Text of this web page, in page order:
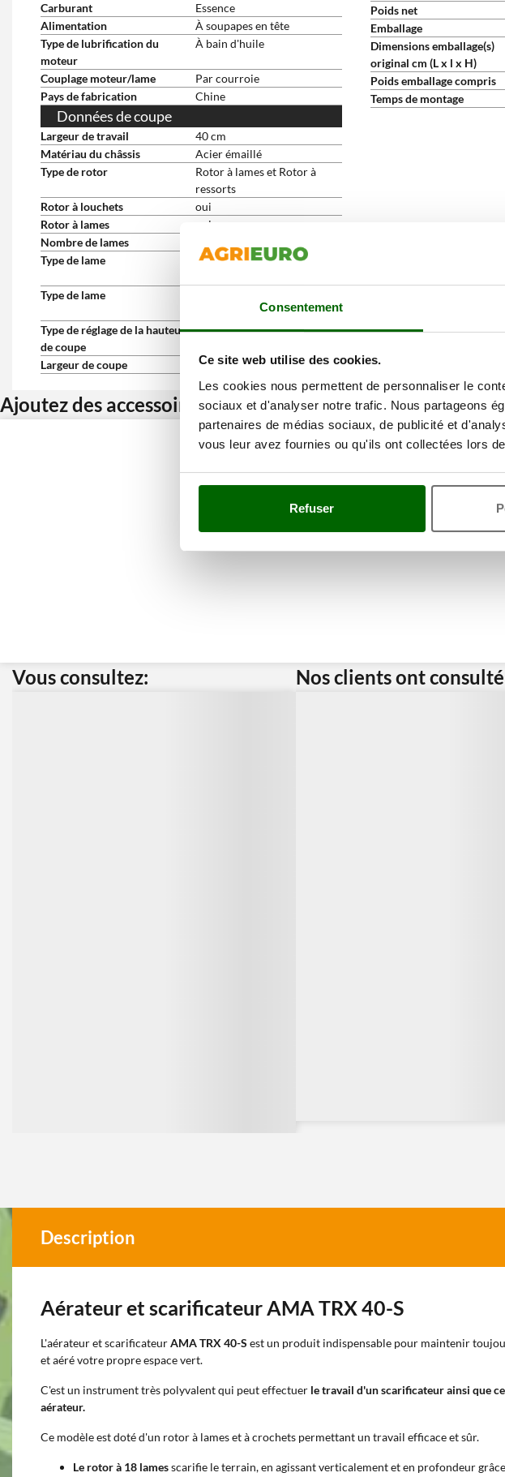
Consentement
Ce site web utilise des cookies.
Les cookies nous permettent de personnaliser le
sociaux et d'analyser notre trafic. Nous partageons
partenaires de médias sociaux, de publicité et
vous leur avez fournies ou qu'ils ont collectées lors
Refuser
Carburant
Essence
Alimentation
À soupapes en tête
Type de lubrification du
moteur
À bain d'huile
Couplage moteur/lame
Par courroie
Pays de fabrication
Chine
Données de coupe
Largeur de travail
40 cm
Matériau du châssis
Acier émaillé
Type de rotor
Rotor à lames et Rotor à
ressorts
Rotor à louchets
oui
Rotor à lames
oui
Nombre de lames
Type de lame
Rotor à lames + rotor à
Type de lame
Type de réglage de la hauteur
de coupe
Centralisée
Largeur de coupe 40 cm
Poids net
Emballage
Dimensions emballage(s)
original cm (L x l x H)
Poids emballage compris
Temps de montage
Ajoutez des accessoires et bénéficiez d’une remise
Vous consultez: Nos clients ont
Description
Aérateur et scarificateur AMA TRX 40-S
L'aérateur et scarificateurAMA TRX 40-S est un produit indispensable pour maintenir
et aéré votre propre espace vert.
C'est un instrument très polyvalent qui peut effectuer le travail d'un scarificateur ainsi que
aérateur.
Ce modèle est doté d'un rotor à lames et à crochets permettant un travail efficace et sûr.
Le rotor à 18 lamesscarifie le terrain, en agissant verticalement et en profondeur